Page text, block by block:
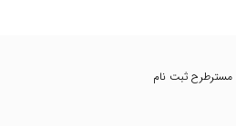
مسترطرح ثبت نام